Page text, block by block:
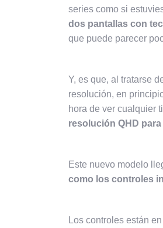
series como si
dos pantallas con
que puede parecer
Y, es que, al tratarse
resolución, en
hora de ver cualquier
resolución QHD
Este nuevo modelo
como los controles
Los controles están